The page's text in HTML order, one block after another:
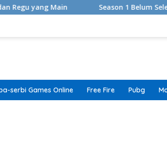
Season 1 Belum Selesai, Adaptasi
serbi Games Online Free Fire Pubg